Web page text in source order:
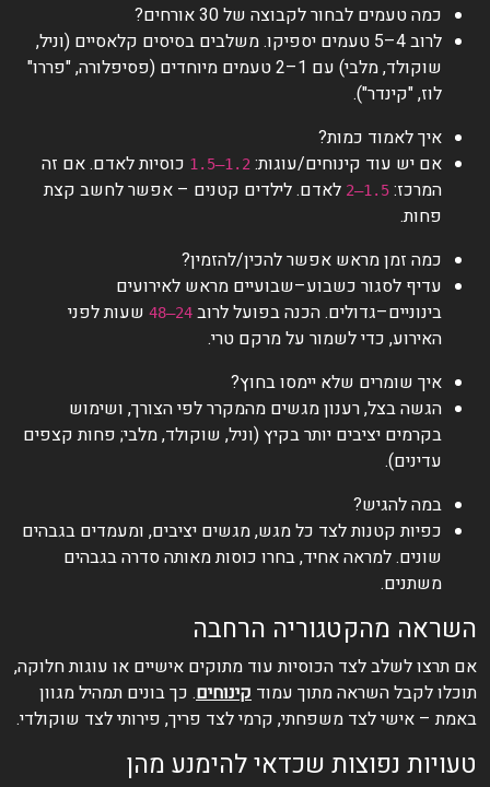
כמה טעמים לבחור לקבוצה של 30 אורחים?
לרוב 4–5 טעמים יספיקו. משלבים בסיסים קלאסיים (וניל,
שוקולד, מלבי) עם 1–2 טעמים מיוחדים (פסיפלורה, "פררו"
לוז, "קינדר").
איך לאמוד כמות?
אם יש עוד קינוחים/עוגות: 1.2–1.5
כוסיות לאדם. אם זה
המרכז: 1.5–2
לאדם. לילדים קטנים – אפשר לחשב קצת
פחות.
כמה זמן מראש אפשר להכין/להזמין?
עדיף לסגור כשבוע–שבועיים מראש לאירועים
בינוניים–גדולים. הכנה בפועל לרוב 24–48
שעות לפני
האירוע, כדי לשמור על מרקם טרי.
איך שומרים שלא יימסו בחוץ?
הגשה בצל, רענון מגשים מהמקרר לפי הצורך, ושימוש
בקרמים יציבים יותר בקיץ (וניל, שוקולד, מלבי; פחות קצפים
עדינים).
במה להגיש?
כפיות קטנות לצד כל מגש, מגשים יציבים, ומעמדים בגבהים
שונים. למראה אחיד, בחרו כוסות מאותה סדרה בגבהים
משתנים.
השראה מהקטגוריה הרחבה
אם תרצו לשלב לצד הכוסיות עוד מתוקים אישיים או עוגות חלוקה,
תוכלו לקבל השראה מתוך עמוד קינוחים. כך בונים תמהיל מגוון
באמת – אישי לצד משפחתי, קרמי לצד פריך, פירותי לצד שוקולדי.
טעויות נפוצות שכדאי להימנע מהן